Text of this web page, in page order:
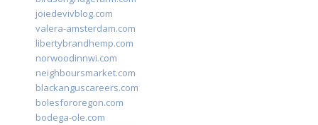
joiedevivblog.com
valera-amsterdam.com
libertybrandhemp.com
norwoodinnwi.com
neighboursmarket.com
blackanguscareers.com
bolesfororegon.com
bodega-ole.com